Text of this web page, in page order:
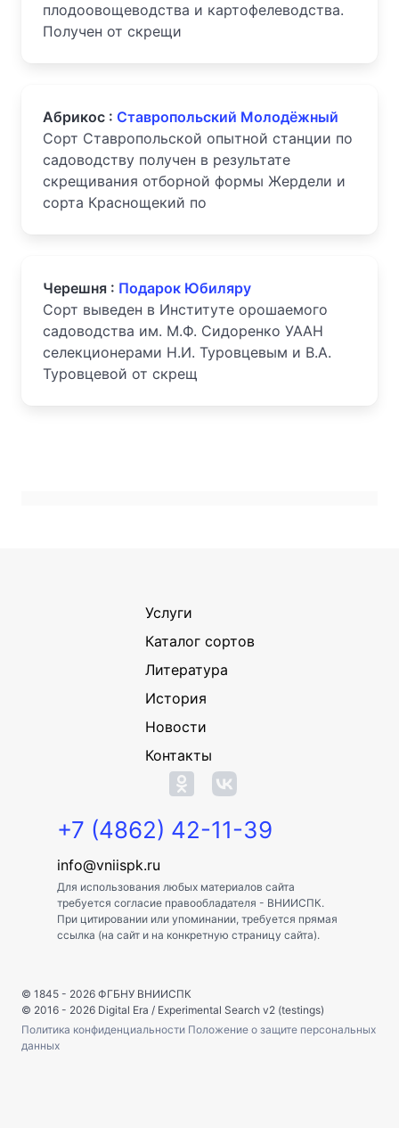
плодоовощеводства и картофелеводства.
Получен от скрещи
Абрикос : Ставропольский Молодёжный
Сорт Ставропольской опытной станции по
садоводству получен в результате
скрещивания отборной формы Жердели и
сорта Краснощекий по
Черешня : Подарок Юбиляру
Сорт выведен в Институте орошаемого
садоводства им. М.Ф. Сидоренко УААН
селекционерами Н.И. Туровцевым и В.А.
Туровцевой от скрещ
Услуги
Каталог сортов
Литература
История
Новости
Контакты
+7 (4862) 42-11-39
info@vniispk.ru
Для использования любых материалов сайта
требуется согласие правообладателя - ВНИИСПК.
При цитировании или упоминании, требуется прямая
ссылка (на сайт и на конкретную страницу сайта).
© 1845 - 2026 ФГБНУ ВНИИСПК
© 2016 - 2026 Digital Era / Experimental Search v2 (testings)
Политика конфиденциальности Положение о защите персональных
данных